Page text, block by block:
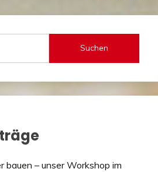
Suchen
bauen – unser Workshop im